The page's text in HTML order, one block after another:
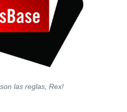
las reglas, Rex!